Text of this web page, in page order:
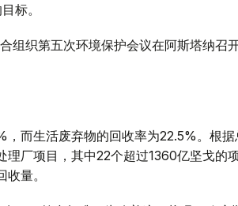
标。
组织第五次环境保护会议在阿斯塔纳召
而生活废弃物的回收率为22.5%。根据
厂项目，其中22个超过1360亿坚戈的
量。